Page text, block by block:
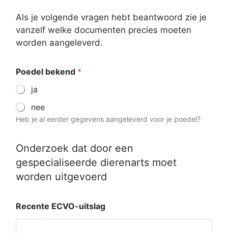
Als je volgende vragen hebt beantwoord zie je
vanzelf welke documenten precies moeten
worden aangeleverd.
Poedel bekend *
ja
nee
Heb je al eerder gegevens aangeleverd voor je poedel?
Onderzoek dat door een
gespecialiseerde dierenarts moet
worden uitgevoerd
Recente ECVO-uitslag